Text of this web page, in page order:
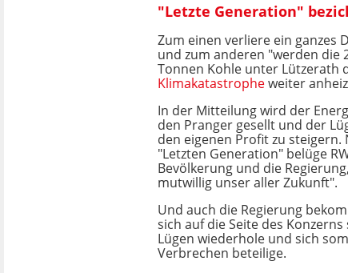
"Letzte Generation"
Zum einen verliere ein ganzes
und zum anderen "werden die
Tonnen Kohle unter Lützerath
Klimakatastropheweiter
In der Mitteilung wird der
den Pranger gesellt und der
den eigenen Profit zu steigern.
"Letzten Generation" belüge
Bevölkerung und die
mutwillig unser aller Zukunft".
Und auch die Regierung
sich auf die Seite des
Lügen wiederhole und sich
Verbrechen beteilige.